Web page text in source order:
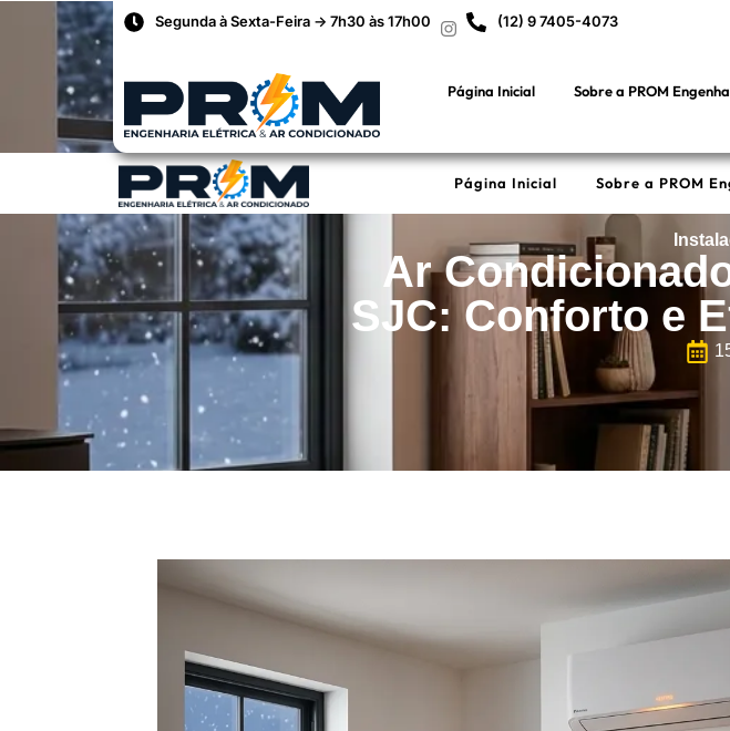
Segunda à Sexta-Feira -> 7h30 às 17h00 (12) 9 7405-4073
Página Inicial Sobre a PROM
Página Inicial Sobre a PROM
Ar
SJC: Conforto e